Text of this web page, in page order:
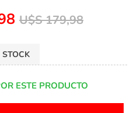
U$S 179,98
STOCK
ESTE PRODUCTO